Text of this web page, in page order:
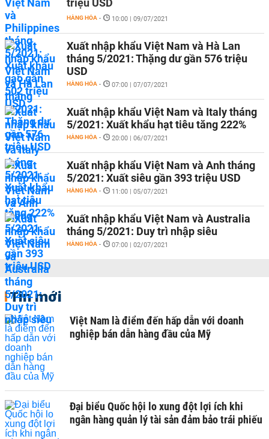
triệu USD
HÀNG HÓA - 10:00 | 09/07/2021
Xuất nhập khẩu Việt Nam và Hà Lan
tháng 5/2021: Thặng dư gần 576 triệu
USD
HÀNG HÓA - 07:00 | 07/07/2021
Xuất nhập khẩu Việt Nam và Italy tháng
5/2021: Xuất khẩu hạt tiêu tăng 222%
HÀNG HÓA - 20:00 | 06/07/2021
Xuất nhập khẩu Việt Nam và Anh tháng
5/2021: Xuất siêu gần 393 triệu USD
HÀNG HÓA - 11:00 | 05/07/2021
Xuất nhập khẩu Việt Nam và Australia
tháng 5/2021: Duy trì nhập siêu
HÀNG HÓA - 07:00 | 02/07/2021
Tin mới
Việt Nam là điểm đến hấp dẫn với doanh
nghiệp bán dẫn hàng đầu của Mỹ
Đại biểu Quốc hội lo xung đột lợi ích khi
ngân hàng quản lý tài sản đảm bảo trái phiếu